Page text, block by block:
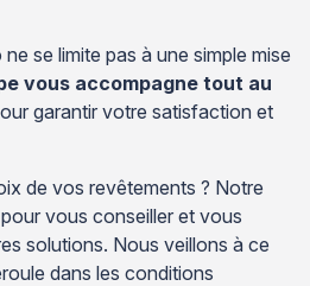
se limite pas à une simple mise
vous accompagne tout au
garantir votre satisfaction et
de vos revêtements ? Notre
vous conseiller et vous
solutions. Nous veillons à ce
dans les conditions